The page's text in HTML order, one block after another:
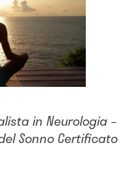
in Neurologia –
Sonno Certificato